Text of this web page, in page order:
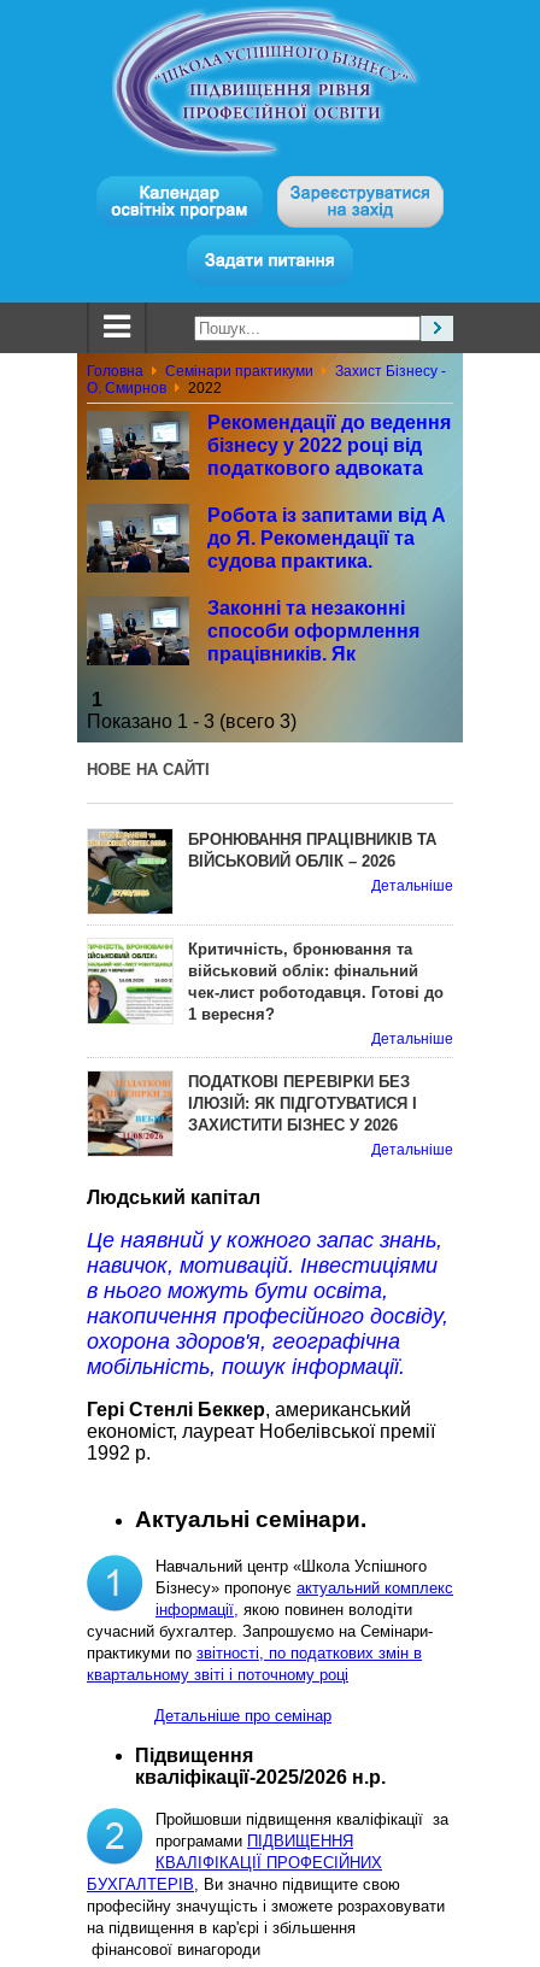
Головна Семінари практикуми
Захист Бізнесу -
О. Смирнов
2022
Рекомендації до ведення
бізнесу у 2022 році від
податкового адвоката
Робота із запитами від А
до Я. Рекомендації та
судова практика.
Законні та незаконні
способи оформлення
працівників. Як
порушень.
1
Показано 1 - 3 (всего 3)
НОВЕ НА САЙТІ
БРОНЮВАННЯ ПРАЦІВНИКІВ ТА
ВІЙСЬКОВИЙ ОБЛІК – 2026
Детальніше
Критичність, бронювання та
військовий облік: фінальний
чек-лист роботодавця. Готові до
1 вересня?
Детальніше
ПОДАТКОВІ ПЕРЕВІРКИ БЕЗ
ІЛЮЗІЙ: ЯК ПІДГОТУВАТИСЯ І
ЗАХИСТИТИ БІЗНЕС У 2026
Детальніше
Людський капітал
Це наявний у кожного запас знань,
навичок, мотивацій. Інвестиціями
в нього можуть бути освіта,
накопичення професійного досвіду,
охорона здоров'я, географічна
мобільність, пошук інформації.
Гері Стенлі Беккер, американський
економіст, лауреат Нобелівської премії
1992 р.
Актуальні семінари.
Навчальний центр «Школа Успішного
Бізнесу» пропонує актуальний комплекс
інформації, якою повинен володіти
сучасний бухгалтер. Запрошуємо на Семінари-
практикуми по звітності, по податкових змін в
квартальному звіті і поточному році
Детальніше про семінар
Підвищення
кваліфікації-2025/2026 н.р.
Пройшовши підвищення кваліфікації за
програмами ПІДВИЩЕННЯ
КВАЛІФІКАЦІЇ ПРОФЕСІЙНИХ
БУХГАЛТЕРІВ, Ви значно підвищите свою
професійну значущість і зможете розраховувати
на підвищення в кар'єрі і збільшення
фінансової винагороди